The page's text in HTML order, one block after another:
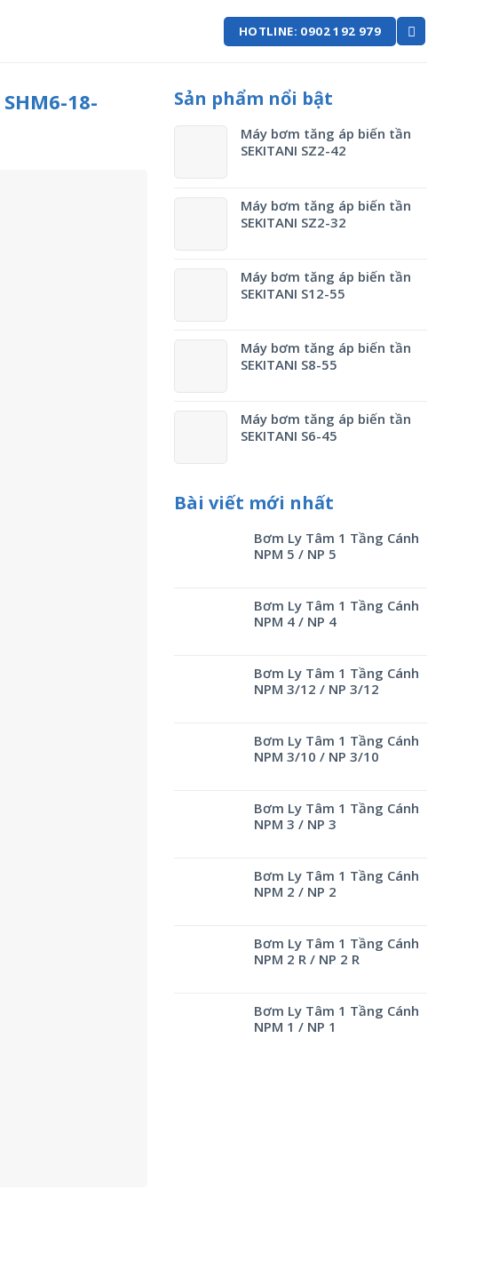
HOTLINE: 0902 192 979
18-
Sản phẩm nổi bật
Máy bơm tăng áp biến tần
SEKITANI SZ2-42
Máy bơm tăng áp biến tần
SEKITANI SZ2-32
Máy bơm tăng áp biến tần
SEKITANI S12-55
Máy bơm tăng áp biến tần
SEKITANI S8-55
Máy bơm tăng áp biến tần
SEKITANI S6-45
Bài viết mới nhất
Bơm Ly Tâm 1 Tầng Cánh
NPM 5 / NP 5
Bơm Ly Tâm 1 Tầng Cánh
NPM 4 / NP 4
Bơm Ly Tâm 1 Tầng Cánh
NPM 3/12 / NP 3/12
Bơm Ly Tâm 1 Tầng Cánh
NPM 3/10 / NP 3/10
Bơm Ly Tâm 1 Tầng Cánh
NPM 3 / NP 3
Bơm Ly Tâm 1 Tầng Cánh
NPM 2 / NP 2
Bơm Ly Tâm 1 Tầng Cánh
NPM 2 R / NP 2 R
Bơm Ly Tâm 1 Tầng Cánh
NPM 1 / NP 1